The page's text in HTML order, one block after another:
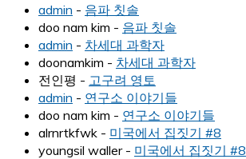
admin - 음파 칫솔
doo nam kim - 음파 칫솔
admin - 차세대 과학자
doonamkim - 차세대 과학자
전인평 - 고구려 영토
admin - 연구소 이야기들
doo nam kim - 연구소 이야기들
alrnrtkfwk - 미국에서 집짓기 #8
youngsil waller- 미국에서 집짓기 #8